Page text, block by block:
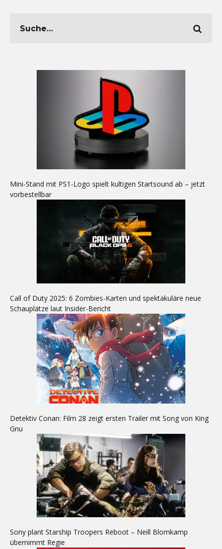
Mini-Stand mit PS1-Logo spielt kultigen Startsound ab – jetzt
vorbestellbar
Call of Duty 2025: 6 Zombies-Karten und spektakuläre neue
Schauplätze laut Insider-Bericht
Detektiv Conan: Film 28 zeigt ersten Trailer mit Song von King
Gnu
Sony plant Starship Troopers Reboot – Neill Blomkamp
übernimmt Regie